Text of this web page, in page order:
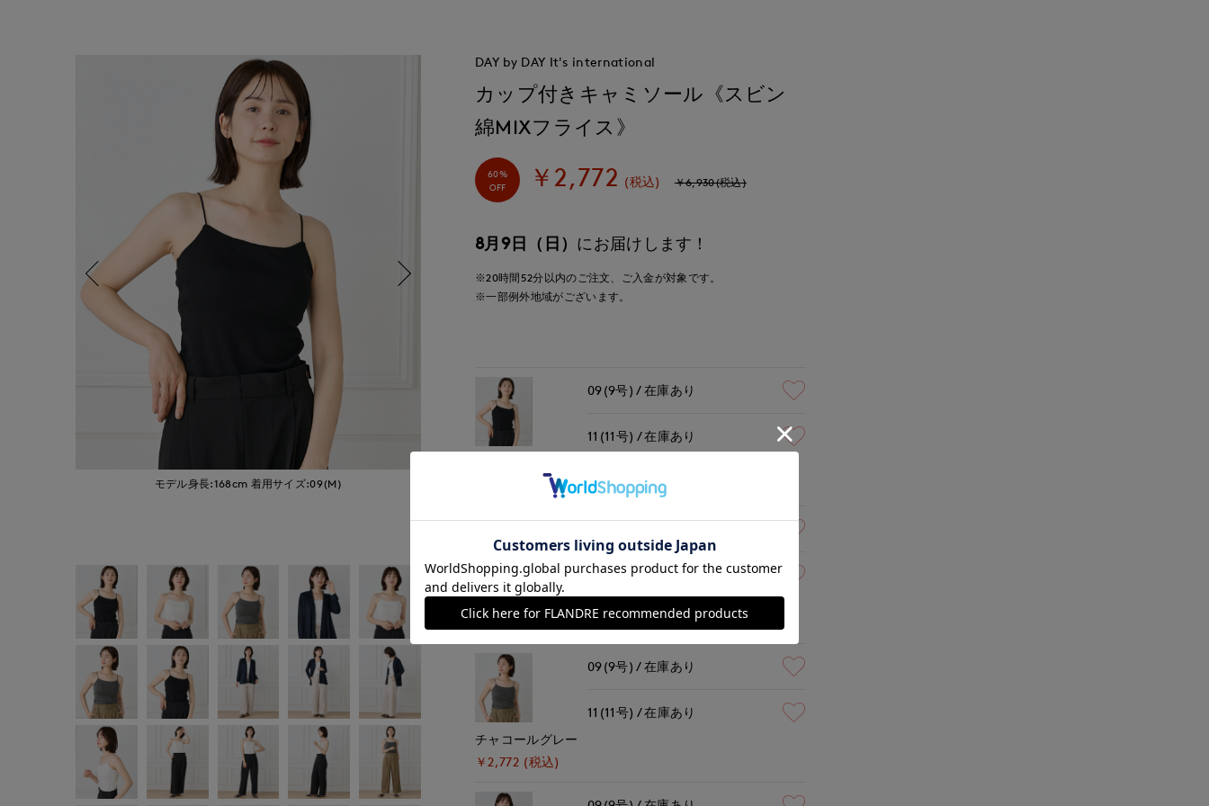
モデル身長:168cm 着用サイズ:09(M) モデル身長:168cm 着用サイズ:09(M)
DAY by DAY It's international
カップ付きキャミソール《スビン
綿MIXフライス》
60%
OFF
￥2,772 (税込) ￥6,930(税込)
8月9日（日） にお届けします！
※20時間 52分以内のご注文、ご入金が対象です。
※一部例外地域がございます。
￥2,772 (税込)
09(9号) 在庫あり
11(11号) 在庫あり
グレー
￥2,772 (税込)
11(11号) 在庫あり
チャコールグレー
￥2,772 (税込)
09(9号) 在庫あり
11(11号) 在庫あり